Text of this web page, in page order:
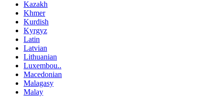
Kazakh
Khmer
Kurdish
Kyrgyz
Latin
Latvian
Lithuanian
Luxembou..
Macedonian
Malagasy
Malay